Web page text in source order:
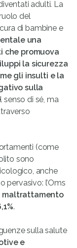
adulti. La
del
di bambine e
una
che promuova
la sicurezza
gli insulti e la
sulla
senso di sé, ma
(come
sono
anche
pervasivo: l’Oms
maltrattamento
.
sulla salute
e